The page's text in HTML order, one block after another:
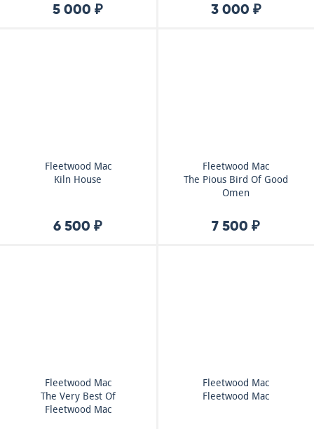
5 000 ₽ 3 000 ₽
Fleetwood Mac
Kiln House
6 500 ₽
Fleetwood Mac
The Pious Bird Of Good
Omen
7 500 ₽
Fleetwood Mac
The Very Best Of
Fleetwood Mac
Fleetwood Mac
Fleetwood Mac